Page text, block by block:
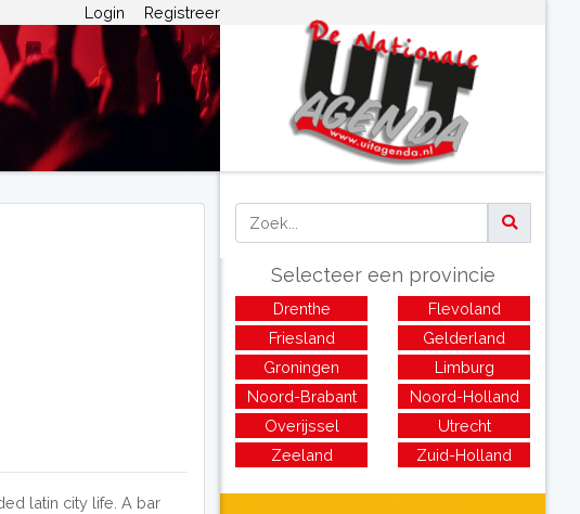
Login Registreer
latin city life. A bar
Selecteer een provincie
Drenthe
Flevoland
Friesland
Gelderland
Groningen
Limburg
Noord-Brabant
Noord-Holland
Overijssel
Utrecht
Zeeland
Zuid-Holland